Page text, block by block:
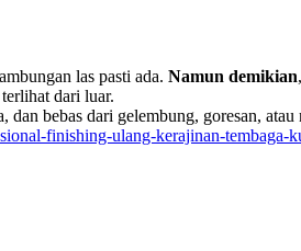
las pasti ada. Namun demikian,
dari luar.
bebas dari gelembung, goresan, atau
finishing-ulang-kerajinan-